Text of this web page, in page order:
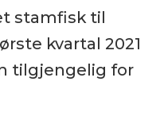
Salten
i
ble åpnet i
årlig kapasitet
stamfisk til
kvartal 2021
tilgjengelig for